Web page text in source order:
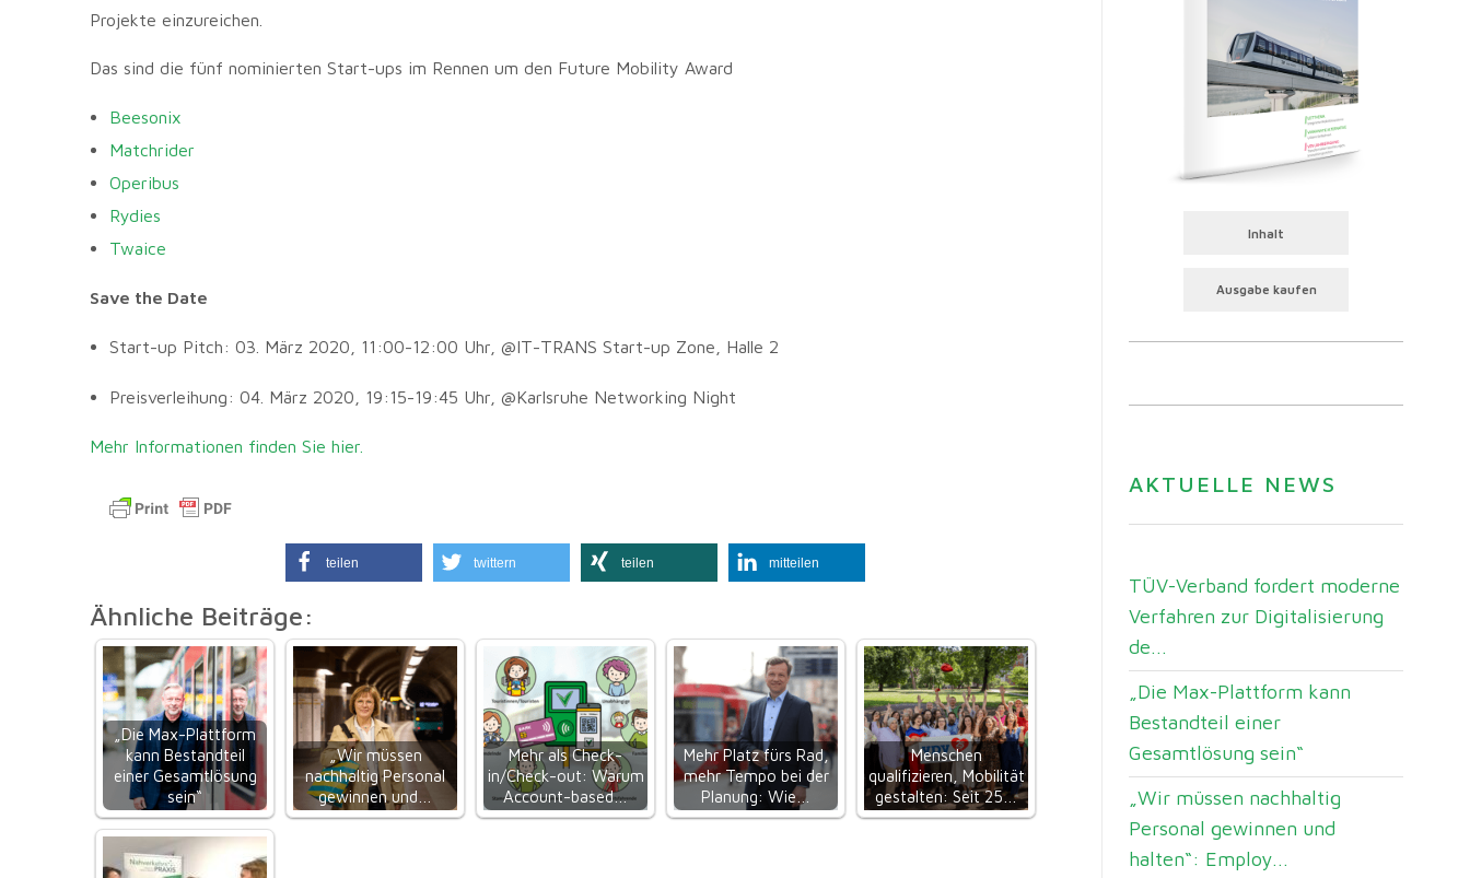
Projekte einzureichen.
Das sind die fünf nominierten Start-ups im Rennen um den Future Mobility Award
Beesonix
Matchrider
Operibus
Rydies
Twaice
Save the Date
Start-up Pitch: 03. März 2020, 11:00-12:00 Uhr, @IT-TRANS Start-up Zone, Halle 2
Preisverleihung: 04. März 2020, 19:15-19:45 Uhr, @Karlsruhe Networking Night
Mehr Informationen finden Sie hier.
teilen twittern teilen mitteilen
Ähnliche Beiträge:
„Die Max-Plattform
kann Bestandteil
einer Gesamtlösung
sein“
„Wir müssen
nachhaltig Personal
gewinnen und…
Mehr als Check-
in/Check-out: Warum
Account-based…
Mehr Platz fürs Rad,
mehr Tempo bei der
Planung: Wie…
Menschen
qualifizieren, Mobilität
gestalten: Seit 25…
Inhalt
Ausgabe kaufen
AKTUELLE NEWS
TÜV-Verband fordert moderne
Verfahren zur Digitalisierung
de...
„Die Max-Plattform kann
Bestandteil einer
Gesamtlösung sein“
„Wir müssen nachhaltig
Personal gewinnen und
halten“: Employ...